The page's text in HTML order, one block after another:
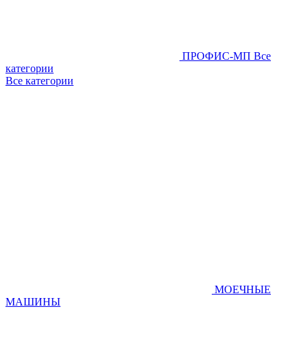
ПРОФИС-МП Все
категории
Все категории
МОЕЧНЫЕ
МАШИНЫ